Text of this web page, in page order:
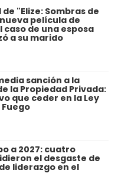
"Elize: Sombras de
película de
caso de una esposa
a su marido
sanción a la
la Propiedad Privada:
que ceder en la Ley
a 2027: cuatro
el desgaste de
liderazgo en el